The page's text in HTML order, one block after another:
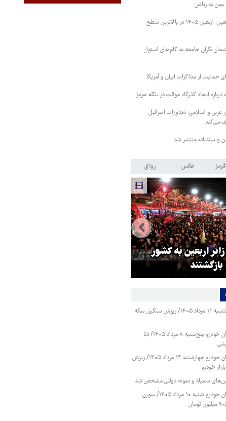
یمن به ریاض
رئیس ستاد مرکزی اربعین: اربعین ۱۴۰۵ در بالاترین سطح
نگران جامعه به گام‌های استوار
حمایت از مذاکرات ایران و آمریکا
ایجاد گذرگاه موقت در تنگه هرمز
۸ کشور عربی و اسلامی: تجاوزات اسرائیل
می‌کند
و سندباد» منتشر شد
عکس رواق
زائر اربعین به کشور
بازگشتند
قیمت طلا و سکه یکشنبه ۱۱ مرداد ۱۴۰۵/ ریزش سنگین سکه
قیمت محصولات ایران خودرو پنج‌شنبه ۸ مرداد ۱۴۰۵/ دنا
قیمت محصولات ایران خودرو چهارشنبه ۱۴ مرداد ۱۴۰۵/ ریزش
خودرو
سمپاد و نمونه دولتی مشخص شد
قیمت محصولات ایران خودرو شنبه ۱۰ مرداد ۱۴۰۵/ سورن